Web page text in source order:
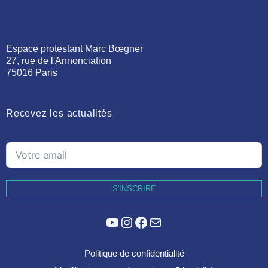
Espace protestant Marc Bœgner
27, rue de l'Annonciation
75016 Paris
Recevez les actualités
S'INSCRIRE
YouTube
Instagram
Facebook
E-mail
Politique de confidentialité